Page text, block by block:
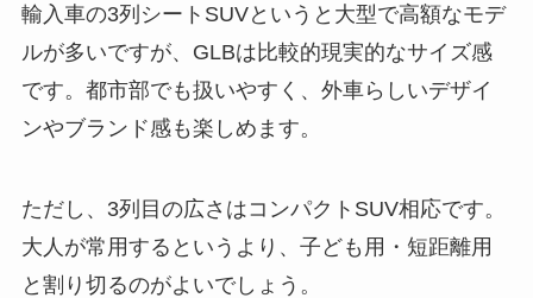
輸入車の3列シートSUVというと大型で高額なモデ
ルが多いですが、GLBは比較的現実的なサイズ感
です。都市部でも扱いやすく、外車らしいデザイ
ンやブランド感も楽しめます。
ただし、3列目の広さはコンパクトSUV相応です。
大人が常用するというより、子ども用・短距離用
と割り切るのがよいでしょう。